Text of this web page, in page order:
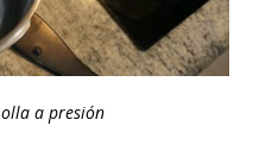
a presión